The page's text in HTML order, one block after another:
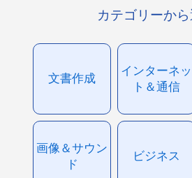
カテゴリーか
文書作成
インターネッ
ト＆通信
画像＆サウン
ド
ビジネス